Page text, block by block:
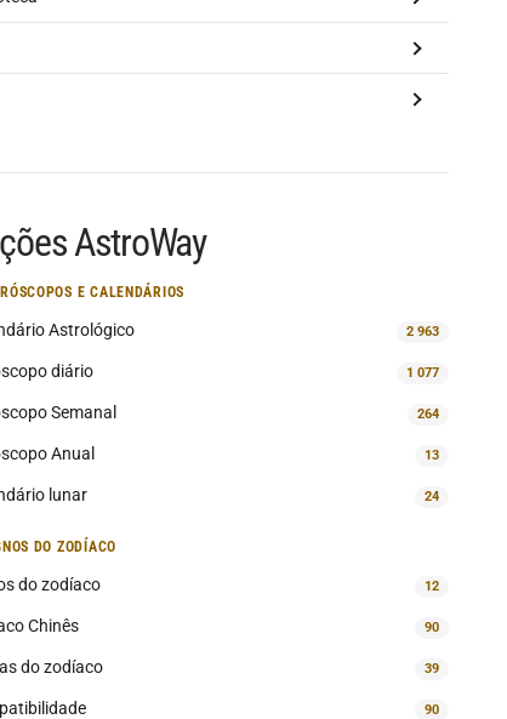
AstroWay
E CALENDÁRIOS
Astrológico 2 963
diário 1 077
Semanal 264
Anual 13
lunar 24
DO ZODÍACO
do zodíaco 12
Chinês 90
do zodíaco 39
90